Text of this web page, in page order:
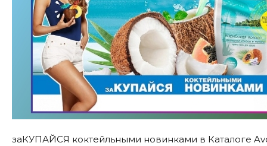
заКУПАЙСЯ коктейльными новинками в Каталоге